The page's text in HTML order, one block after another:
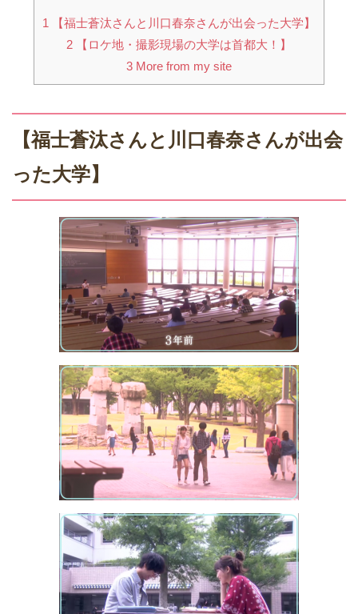
1
【福士蒼汰さんと川口春奈さんが出会った大学】
2 【ロケ地・撮影現場の大学は首都大！】
3 More from my site
【福士蒼汰さんと川口春奈さんが出会
った大学】